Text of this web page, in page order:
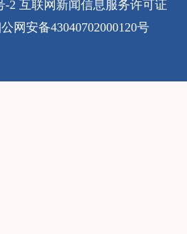
-2 互联网新闻信息服务许可证
网安备43040702000120号